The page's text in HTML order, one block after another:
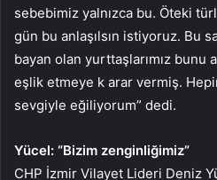
sebebimiz yalnızca bu. Öteki
gün bu anlaşılsın istiyoruz. Bu
bayan olan yurttaşlarımız bunu
eşlik etmeye k arar vermiş.
sevgiyle eğiliyorum” dedi.
Yücel: “Bizim zenginliğimiz”
CHP İzmir Vilayet Lideri Deniz